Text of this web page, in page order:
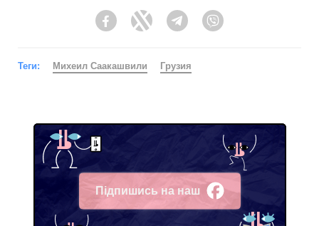
FacebookTwitter Telegram
Теги: Михеил Саакашвили Грузия
Підпишись на наш
Facebook